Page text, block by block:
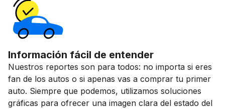
Información fácil de entender
Nuestros reportes son para todos: no importa si eres
fan de los autos o si apenas vas a comprar tu primer
auto. Siempre que podemos, utilizamos soluciones
gráficas para ofrecer una imagen clara del estado del